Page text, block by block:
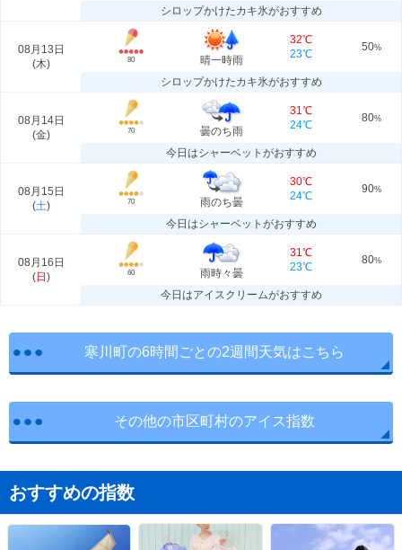
シロップかけたカキ氷がおすすめ
08月13日
(木) 80 晴一時雨
32℃
23℃
50%
シロップかけたカキ氷がおすすめ
08月14日
(金) 70 曇のち雨
31℃
24℃
80%
今日はシャーベットがおすすめ
08月15日
(土) 70 雨のち曇
30℃
24℃
90%
今日はシャーベットがおすすめ
08月16日
(日 ) 60 雨時々曇
31℃
23℃
80%
今日はアイスクリームがおすすめ
寒川町の6時間ごとの2週間天気はこちら
その他の市区町村のアイス指数
おすすめの指数